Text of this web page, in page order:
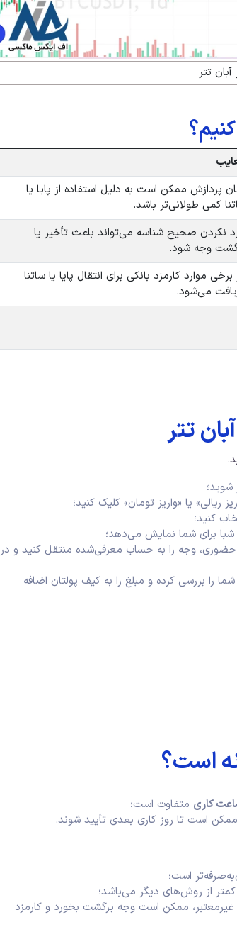
تتر
پردازش ممکن است به دلیل استفاده از پایا یا
کمی طولانی‌تر باشد.
نکردن صحیح شناسه می‌تواند باعث تأخیر یا
وجه شود.
برخی موارد کارمزد بانکی برای انتقال پایا یا ساتنا
می‌شود.
تتر
شوید؛
یا «واریز تومان» کلیک کنید؛
کنید؛
برای شما نمایش می‌دهد؛
حضوری، وجه را به حساب معرفی‌شده منتقل کنید و در
را بررسی کرده و مبلغ را به کیف پولتان اضافه
است؟
کاری متفاوت است؛
است تا روز کاری بعدی تأیید شوند.
است؛
از روش‌های دیگر می‌باشد؛
غیرمعتبر، ممکن است وجه برگشت بخورد و کارمزد